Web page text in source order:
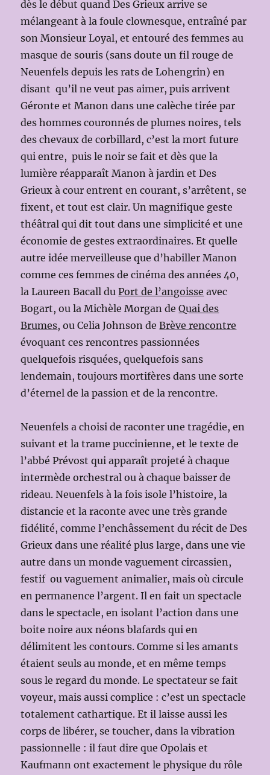
dès le début quand Des Grieux arrive se
mélangeant à la foule clownesque, entraîné par
son Monsieur Loyal, et entouré des femmes au
masque de souris (sans doute un fil rouge de
Neuenfels depuis les rats de Lohengrin) en
disant qu’il ne veut pas aimer, puis arrivent
Géronte et Manon dans une calèche tirée par
des hommes couronnés de plumes noires, tels
des chevaux de corbillard, c’est la mort future
qui entre, puis le noir se fait et dès que la
lumière réapparaît Manon à jardin et Des
Grieux à cour entrent en courant, s’arrêtent, se
fixent, et tout est clair. Un magnifique geste
théâtral qui dit tout dans une simplicité et une
économie de gestes extraordinaires. Et quelle
autre idée merveilleuse que d’habiller Manon
comme ces femmes de cinéma des années 40,
la Laureen Bacall duPort de l’angoisse avec
Bogart, ou la Michèle Morgan deQuai des
Brumes, ou Celia Johnson deBrève rencontre
évoquant ces rencontres passionnées
quelquefois risquées, quelquefois sans
lendemain, toujours mortifères dans une sorte
d’éternel de la passion et de la rencontre.
Neuenfels a choisi de raconter une tragédie, en
suivant et la trame puccinienne, et le texte de
l’abbé Prévost qui apparaît projeté à chaque
intermède orchestral ou à chaque baisser de
rideau. Neuenfels à la fois isole l’histoire, la
distancie et la raconte avec une très grande
fidélité, comme l’enchâssement du récit de Des
Grieux dans une réalité plus large, dans une vie
autre dans un monde vaguement circassien,
festif ou vaguement animalier, mais où circule
en permanence l’argent. Il en fait un spectacle
dans le spectacle, en isolant l’action dans une
boite noire aux néons blafards qui en
délimitent les contours. Comme si les amants
étaient seuls au monde, et en même temps
sous le regard du monde. Le spectateur se fait
voyeur, mais aussi complice : c’est un spectacle
totalement cathartique. Et il laisse aussi les
corps de libérer, se toucher, dans la vibration
passionnelle : il faut dire que Opolais et
Kaufmann ont exactement le physique du rôle